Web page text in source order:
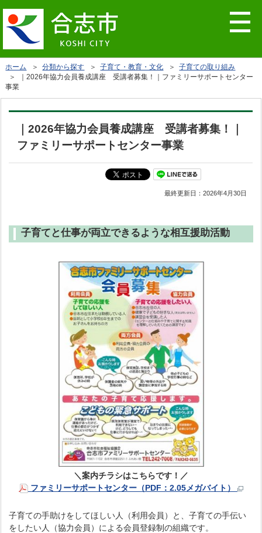
ホーム ＞分類から探す ＞子育て・教育・文化 ＞子育ての取り組み
＞ ｜2026年協力会員養成講座 受講者募集！｜ファミリーサポートセンター
事業
｜2026年協力会員養成講座 受講者募集！｜
ファミリーサポートセンター事業
最終更新日：2026年4月30日
子育てと仕事が両立できるような相互援助活動
＼案内チラシはこちらです！／
ファミリーサポートセンター（PDF：2.05メガバイト）
子育ての手助けをしてほしい人（利用会員）と、子育ての手伝い
をしたい人（協力会員）による会員登録制の組織です。